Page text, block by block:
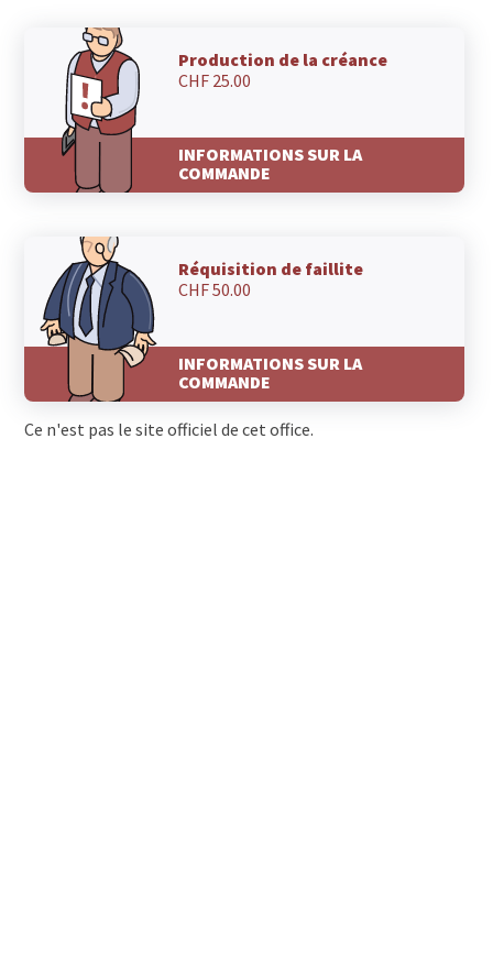
Production de la créance
CHF 25.00
INFORMATIONS SUR LA
COMMANDE
Réquisition de faillite
CHF 50.00
INFORMATIONS SUR LA
COMMANDE
Ce n'est pas le site officiel de cet office.